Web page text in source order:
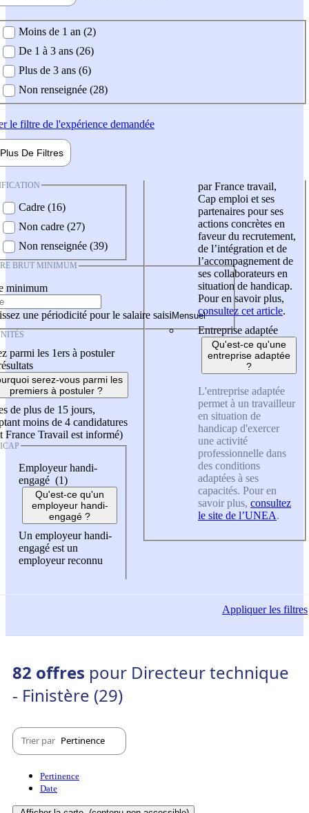
demandée
Moins de 1 an (2)
De 1 à 3 ans (26)
Plus de 3 ans (6)
Non renseignée (28)
le filtre de l'expérience demandée
Plus De Filtres
Cadre (16)
Non cadre (27)
Non renseignée (39)
BRUT MINIMUM
minimum
une périodicité pour le salaire saisi
parmi les 1ers à postuler
serez-vous parmi les
premiers à postuler ?
de plus de 15 jours,
moins de 4 candidatures
France Travail est informé)
Employeur handi-
engagé (1)
Qu'est-ce qu'un
employeur handi-
engagé ?
Un employeur handi-
engagé est un
employeur reconnu
par France travail,
Cap emploi et ses
partenaires pour ses
actions concrètes en
faveur du recrutement,
de l’intégration et de
l’accompagnement de
ses collaborateurs en
situation de handicap.
Pour en savoir plus,
consultez cet article.
Entreprise adaptée
Qu'est-ce qu'une
entreprise adaptée
?
L'entreprise adaptée
permet à un travailleur
en situation de
handicap d'exercer
une activité
professionnelle dans
des conditions
adaptées à ses
capacités. Pour en
savoir plus, consultez
le site de l’UNEA.
Appliquerles filtres
82 offres pour Directeur technique
- Finistère (29)
Trier par Pertinence
Pertinence
Date